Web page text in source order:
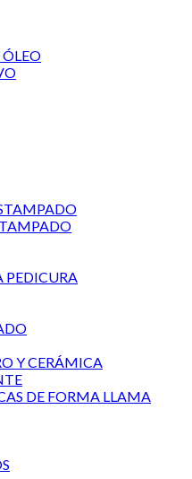
ÓLEO
PEDICURA
Y CERÁMICA
DE FORMA LLAMA